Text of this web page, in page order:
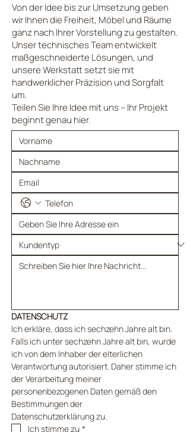
Von der Idee bis zur Umsetzung geben
wir Ihnen die Freiheit, Möbel und Räume
ganz nach Ihrer Vorstellung zu gestalten.
Unser technisches Team entwickelt
maßgeschneiderte Lösungen, und
unsere Werkstatt setzt sie mit
handwerklicher Präzision und Sorgfalt
um.
Teilen Sie Ihre Idee mit uns – Ihr Projekt
beginnt genau hier.
DATENSCHUTZ
Ich erkläre, dass ich sechzehn Jahre alt bin.
Falls ich unter sechzehn Jahre alt bin, wurde
ich von dem Inhaber der elterlichen
Verantwortung autorisiert. Daher stimme ich
der Verarbeitung meiner
personenbezogenen Daten gemäß den
Bestimmungen der
Datenschutzerklärung zu.
Ich stimme zu *